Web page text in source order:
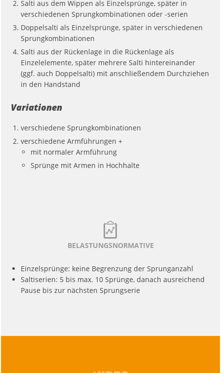
Salti aus dem Wippen als Einzelsprünge, später in
verschiedenen Sprungkombinationen oder -serien
Doppelsalti als Einzelsprünge, später in verschiedenen
Sprungkombinationen
Salti aus der Rückenlage in die Rückenlage als
Einzelelemente, später mehrere Salti hintereinander
(ggf. auch Doppelsalti) mit anschließendem Durchziehen
in den Handstand
Variationen
verschiedene Sprungkombinationen
verschiedene Armführungen +
mit normaler Armführung
Sprünge mit Armen in Hochhalte
BELASTUNGSNORMATIVE
Einzelsprünge: keine Begrenzung der Sprunganzahl
Saltiserien: 5 bis max. 10 Sprünge, danach ausreichend
Pause bis zur nächsten Sprungserie